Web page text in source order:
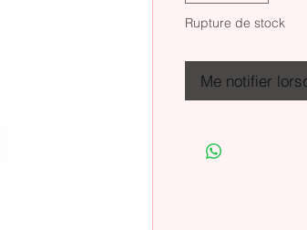
Rupture de stock
Me notifier